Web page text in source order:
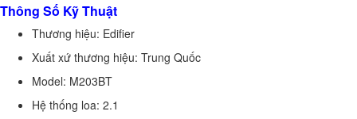
Thông Số Kỹ Thuật
Thương hiệu: Edifier
Xuất xứ thương hiệu: Trung Quốc
Model: M203BT
Hệ thống loa: 2.1